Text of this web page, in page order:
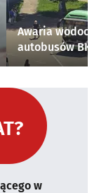
Awaria
autobusów
w